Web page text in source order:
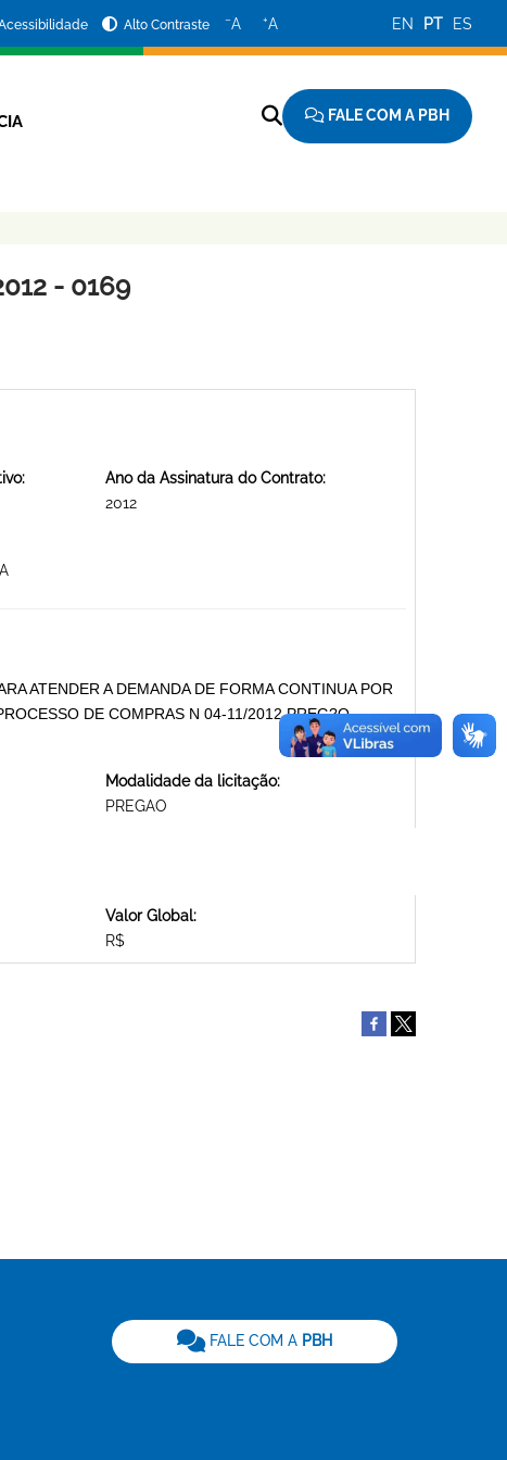
Alto Contraste −A +A EN PT ES
FALE COM A PBH
- 0169
Ano da Assinatura do Contrato:
2012
ATENDER A DEMANDA DE FORMA CONTINUA POR
DE COMPRAS N 04-11/2012 PREG?O
Modalidade da licitação:
PREGAO
Valor Global:
R$
FALE COM A PBH